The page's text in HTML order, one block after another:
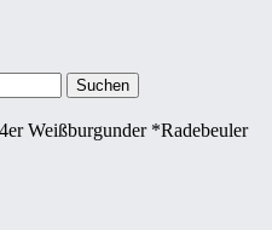
Weißburgunder *Radebeuler